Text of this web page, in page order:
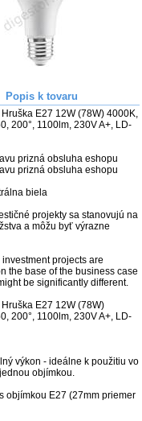
Popis k tovaru
E27 12W (78W) 4000K,
200°, 1100lm, 230V A+, LD-
12
prizná obsluha eshopu
prizná obsluha eshopu
biela
projekty sa stanovujú na
a môžu byť výrazne
investment projects are
the base of the business case
be significantly different.
E27 12W (78W)
200°, 1100lm, 230V A+, LD-
výkon - ideálne k použitiu vo
objímkou.
objímkou E27 (27mm priemer